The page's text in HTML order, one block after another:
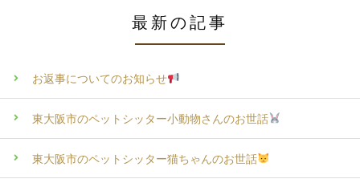
最新の記事
お返事についてのお知らせ
東大阪市のペットシッター小動物さんのお世話
東大阪市のペットシッター猫ちゃんのお世話